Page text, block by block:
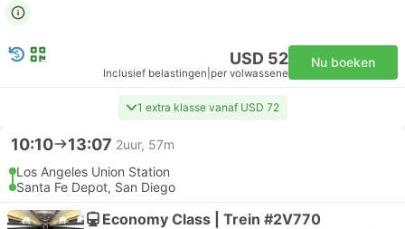
USD 52
Inclusief belastingen per volwassene
Nu boeken
1 extra klasse vanaf USD 72
10:10 13:07 2uur, 57m
Los Angeles Union Station
Santa Fe Depot, San Diego
Economy Class | Trein #2V770